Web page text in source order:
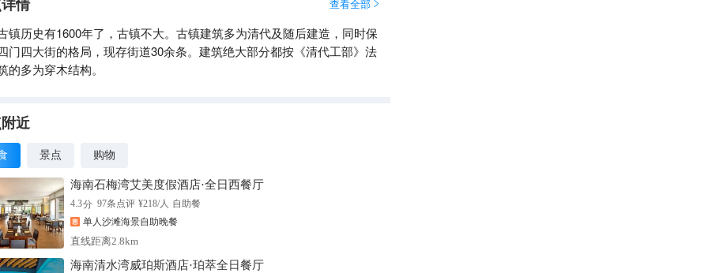
查看全部 
镇历史有1600年了，古镇不大。古镇建筑多为清代及随后建造，同时保
门四大街的格局，现存街道30余条。建筑绝大部分都按《清代工部》法
的多为穿木结构。
近
景点 购物
海南石梅湾艾美度假酒店·全日西餐厅
4.3分 97条点评 ¥218/人 自助餐
单人沙滩海景自助晚餐
直线距离2.8km
海南清水湾威珀斯酒店·珀萃全日餐厅